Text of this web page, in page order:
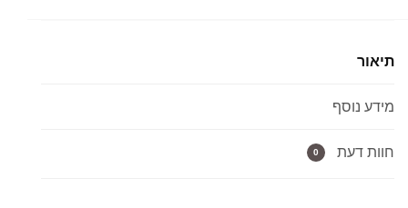
למזלף
זהב
שחור
תיאור
מידע נוסף
חוות דעת 0